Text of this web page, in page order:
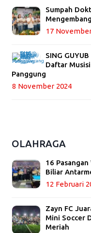
Sumpah
17
SING
Daftar
Panggung
8 November 2024
OLAHRAGA
16
Biliar
12 Februari
Zayn FC
Mini Soccer
Meriah